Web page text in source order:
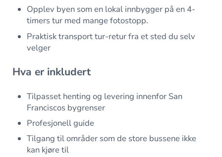
Opplev byen som en lokal innbygger på en 4-
timers tur med mange fotostopp.
Praktisk transport tur-retur fra et sted du selv
velger
Hva er inkludert
Tilpasset henting og levering innenfor San
Franciscos bygrenser
Profesjonell guide
Tilgang til områder som de store bussene ikke
kan kjøre til